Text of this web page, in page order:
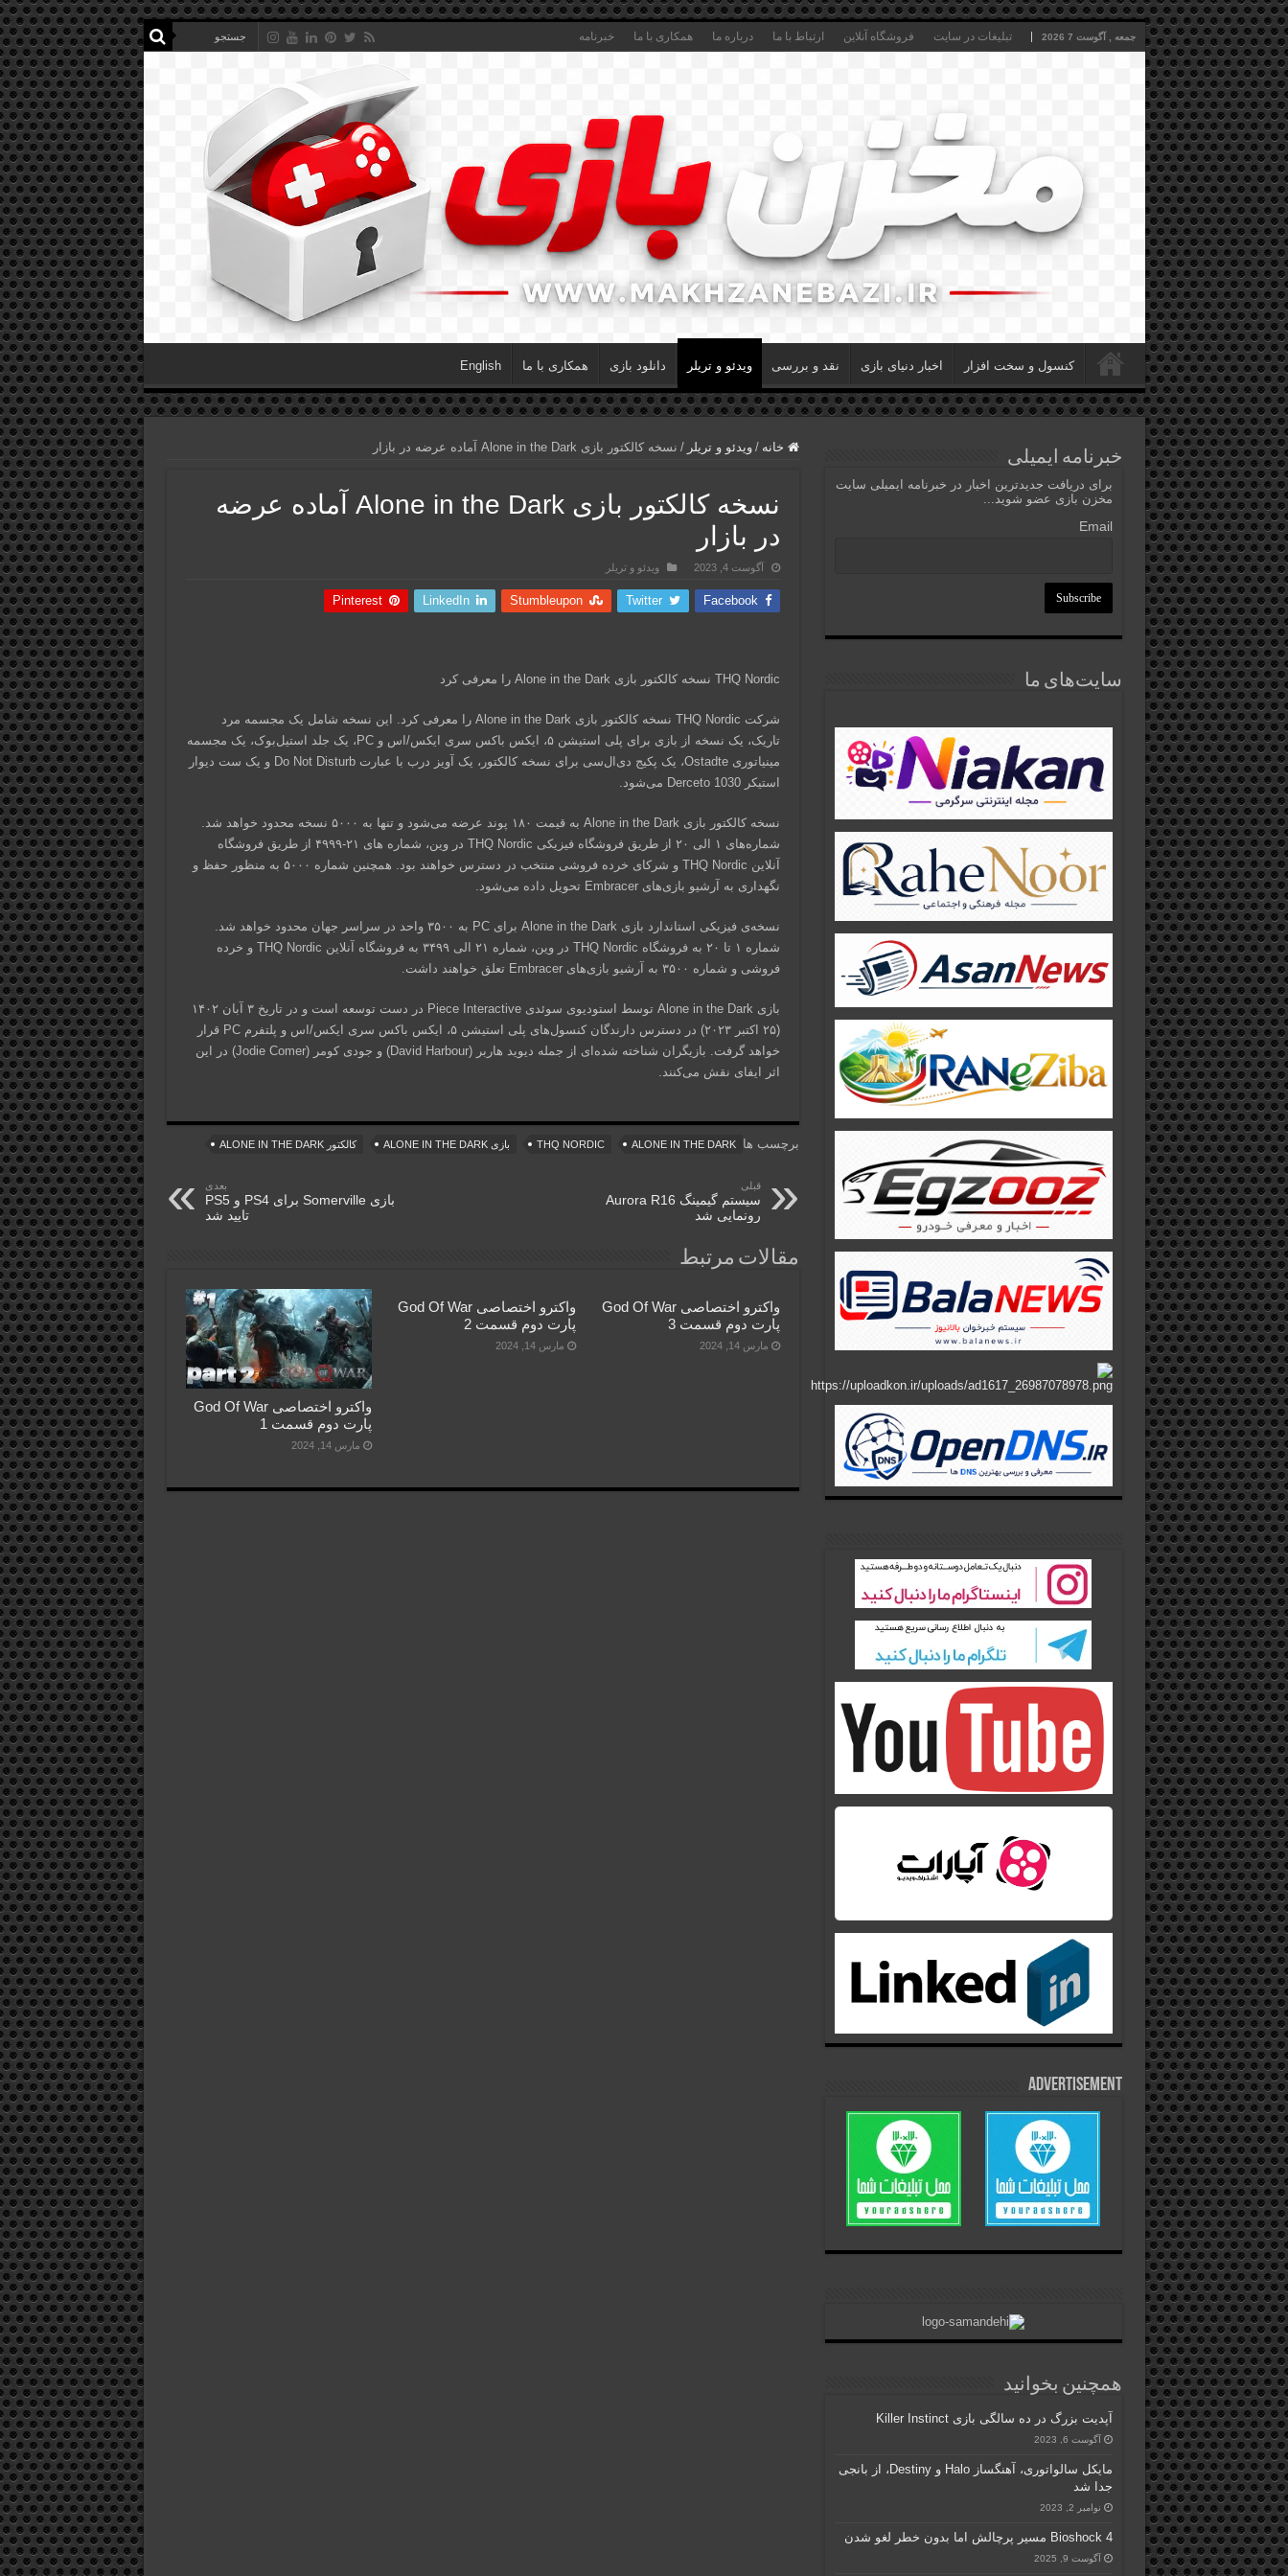
جمعه , آگوست 7 2026 تبلیغات در سایت فروشگاه آنلاین ارتباط با ما درباره ما همکاری با ما خبرنامه
کنسول و سخت افزار اخبار دنیای بازی نقد و بررسی ویدئو و تریلر دانلود بازی همکاری با ما English
خانه / ویدئو و تریلر / نسخه کالکتور بازی Alone in the Dark آماده عرضه در بازار
نسخه کالکتور بازی Alone in the Dark آماده عرضه
در بازار
آگوست 4, 2023 ویدئو و تریلر
Facebook
Twitter
Stumbleupon
LinkedIn
Pinterest
THQ Nordic نسخه کالکتور بازی Alone in the Dark را معرفی کرد
شرکت THQ Nordic نسخه کالکتور بازی Alone in the Dark را معرفی کرد. این نسخه شامل یک مجسمه مرد
تاریک، یک نسخه از بازی برای پلی استیشن ۵، ایکس باکس سری ایکس/اس و PC، یک جلد استیل‌بوک، یک مجسمه
مینیاتوری Ostadte، یک پکیج دی‌ال‌سی برای نسخه کالکتور، یک آویز درب با عبارت Do Not Disturb و یک ست دیوار
استیکر Derceto 1030 می‌شود.
نسخه کالکتور بازی Alone in the Dark به قیمت ۱۸۰ پوند عرضه می‌شود و تنها به ۵۰۰۰ نسخه محدود خواهد شد.
شماره‌های ۱ الی ۲۰ از طریق فروشگاه فیزیکی THQ Nordic در وین، شماره های ۲۱-۴۹۹۹ از طریق فروشگاه
آنلاین THQ Nordic و شرکای خرده فروشی منتخب در دسترس خواهند بود. همچنین شماره ۵۰۰۰ به منظور حفظ و
نگهداری به آرشیو بازی‌های Embracer تحویل داده می‌شود.
نسخه‌ی فیزیکی استاندارد بازی Alone in the Dark برای PC به ۳۵۰۰ واحد در سراسر جهان محدود خواهد شد.
شماره ۱ تا ۲۰ به فروشگاه THQ Nordic در وین، شماره ۲۱ الی ۳۴۹۹ به فروشگاه آنلاین THQ Nordic و خرده
فروشی و شماره ۳۵۰۰ به آرشیو بازی‌های Embracer تعلق خواهند داشت.
بازی Alone in the Dark توسط استودیوی سوئدی Piece Interactive در دست توسعه است و در تاریخ ۳ آبان ۱۴۰۲
(۲۵ اکتبر ۲۰۲۳) در دسترس دارندگان کنسول‌های پلی استیشن ۵، ایکس باکس سری ایکس/اس و پلتفرم PC قرار
خواهد گرفت. بازیگران شناخته شده‌ای از جمله دیوید هاربر (David Harbour) و جودی کومر (Jodie Comer) در این
اثر ایفای نقش می‌کنند.
برچسب ها ALONE IN THE DARK
THQ NORDIC بازی ALONE IN THE DARK کالکتور ALONE IN THE DARK
قبلی
سیستم گیمینگ Aurora R16
رونمایی شد
بعدی
بازی Somerville برای PS4 و PS5
تایید شد
مقالات مرتبط
واکترو اختصاصی God Of War
پارت دوم قسمت 3
مارس 14, 2024
واکترو اختصاصی God Of War
پارت دوم قسمت 2
مارس 14, 2024
واکترو اختصاصی God Of War
پارت دوم قسمت 1
مارس 14, 2024
خبرنامه ایمیلی
برای دریافت جدیدترین اخبار در خبرنامه ایمیلی سایت
مخزن بازی عضو شوید...
Email
سایت‌های ما
Advertisement
همچنین بخوانید
آپدیت بزرگ در ده سالگی بازی Killer Instinct
آگوست 6, 2023
مایکل سالواتوری، آهنگساز Halo و Destiny، از بانجی
جدا شد
نوامبر 2, 2023
Bioshock 4 مسیر پرچالش اما بدون خطر لغو شدن
آگوست 9, 2025